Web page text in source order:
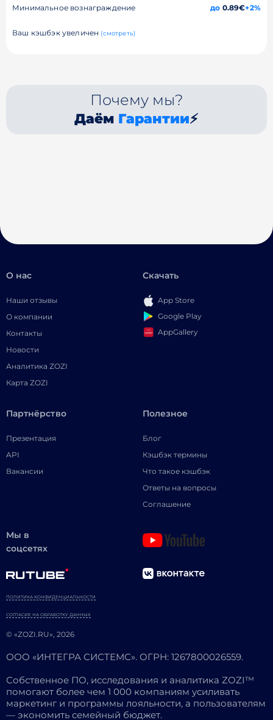
Минимальное вознаграждение до 0.89€+2%
Ваш кэшбэк увеличен (смотреть)
Почему мы?
Даём Гарантии⚡
О нас
Наши отзывы
О компании
Контакты
Новости
Аналитика ZOZI
Карта ZOZI
Скачать
App Store
Google Play
AppGallery
Партнёрство
Презентация
API
Вакансии
Полезное
Блог
Кэшбэк термины
Что такое кэшбэк
Ответы на вопросы
Соглашение
Мы в
соцсетях
© «ZOZI.RU», 2026
ПОЛИТИКА КОНФИДЕНЦИАЛЬНОСТИ
СОГЛАСИЕ НА ОБРАБОТКУ ДАННЫХ
ООО «ИНТЕГРА СИСТЕМС». ОГРН: 1267800026559.
Собственное ПО, исследования и аналитика ZOZI™
помогают более чем 1 000 компаниям усиливать
маркетинг и программы лояльности, а пользователям
— экономить семейный бюджет.